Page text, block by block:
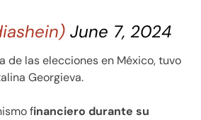
June 7, 2024
de las elecciones en México, tuvo
Georgieva.
financiero durante su